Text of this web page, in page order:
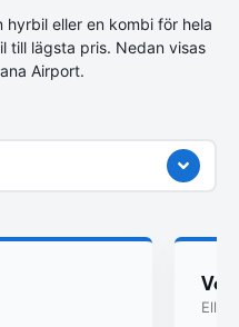
eller en kombi för hela
till lägsta pris. Nedan visas
Airport.
Eller